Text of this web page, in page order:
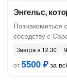
Энгельс,
Познакомиться
соседству с
Завтра в 12:30
от5500 ₽за